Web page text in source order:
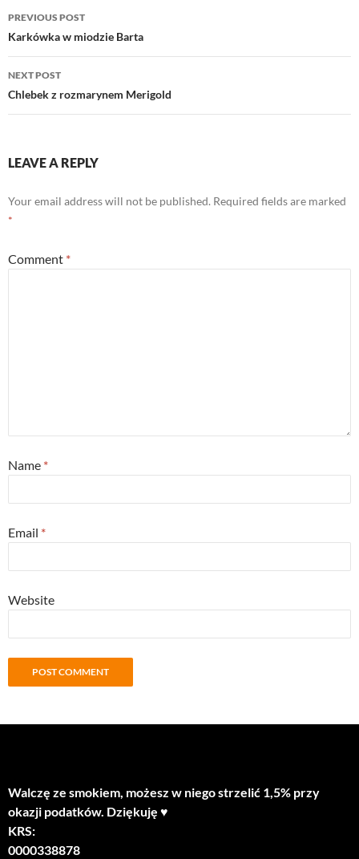
Post
navigation
PREVIOUS POST
Karkówka w miodzie Barta
NEXT POST
Chlebek z rozmarynem Merigold
LEAVE A REPLY
Your email address will not be published. Required fields are marked
*
Comment *
Name *
Email *
Website
Walczę ze smokiem, możesz w niego strzelić 1,5% przy
okazji podatków. Dziękuję ♥
KRS:
0000338878